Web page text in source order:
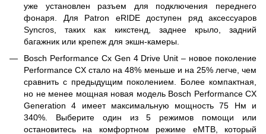
уже установлен разъем для подключения переднего
фонаря. Для Patron eRIDE доступен ряд аксессуаров
Syncros, таких как кикстенд, заднее крыло, задний
багажник или крепеж для экшн-камеры.
Bosch Performance Cx Gen 4 Drive Unit – новое поколение
Performance CX стало на 48% меньше и на 25% легче, чем
сравнить с предыдущим поколением. Более компактная,
но не менее мощная новая модель Bosch Performance CX
Generation 4 имеет максимальную мощность 75 Нм и
340%. Выберите один из 5 режимов помощи или
остановитесь на комфортном режиме eMTB, который